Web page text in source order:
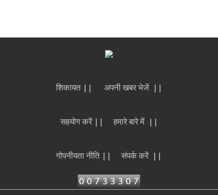
शिकायत || अपनी खबर भेजें ||
सहयोग करें || हमारे बारे में ||
गोपनीयता नीति || संपर्क करें ||